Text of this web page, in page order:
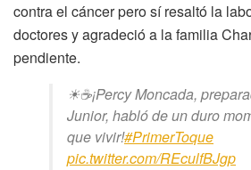
contra el cáncer pero sí resaltó la
doctores y agradeció a la familia
pendiente.
☀☕¡Percy Moncada,
Junior, habló de un duro
que vivir!#PrimerToque
pic.twitter.com/REculfBJgp